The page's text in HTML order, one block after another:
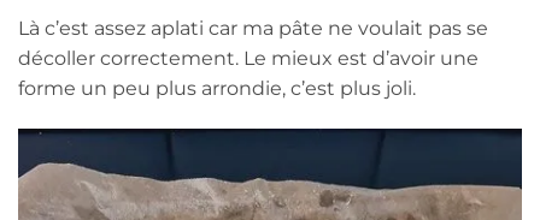
Là c’est assez aplati car ma pâte ne voulait pas se
décoller correctement. Le mieux est d’avoir une
forme un peu plus arrondie, c’est plus joli.